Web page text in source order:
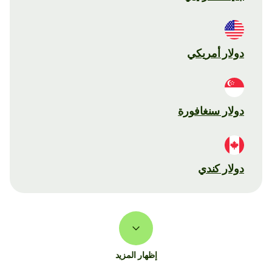
دولار أمريكي
دولار سنغافورة
دولار كندي
إظهار المزيد